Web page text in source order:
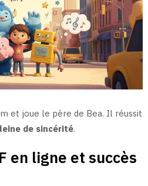
et joue le père de Bea. Il réussit
de sincérité.
en ligne et succès